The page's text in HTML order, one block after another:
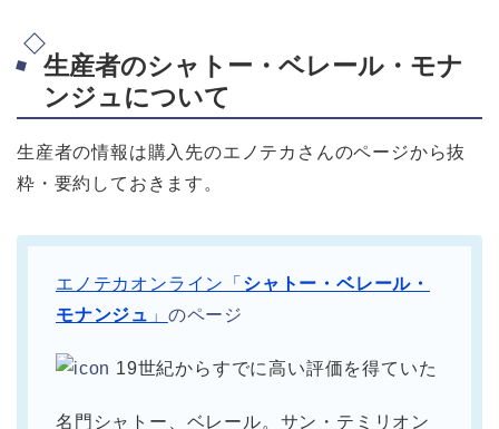
生産者のシャトー・ベレール・モナ
ンジュについて
生産者の情報は購入先のエノテカさんのページから抜
粋・要約しておきます。
エノテカオンライン「 シャトー・ベレール・
モナンジュ 」 のページ
19世紀からすでに高い評価を得ていた
名門シャトー、ベレール。サン・テミリオン